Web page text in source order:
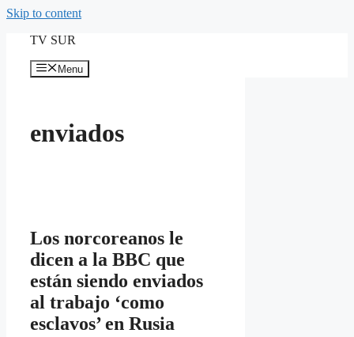
Skip to content
TV SUR
Menu
enviados
Los norcoreanos le
dicen a la BBC que
están siendo enviados
al trabajo ‘como
esclavos’ en Rusia